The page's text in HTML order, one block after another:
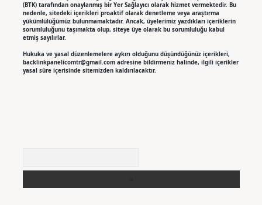
(BTK) tarafından onaylanmış bir Yer Sağlayıcı olarak hizmet vermektedir. Bu
nedenle, sitedeki içerikleri proaktif olarak denetleme veya araştırma
yükümlülüğümüz bulunmamaktadır. Ancak, üyelerimiz yazdıkları içeriklerin
sorumluluğunu taşımakta olup, siteye üye olarak bu sorumluluğu kabul
etmiş sayılırlar.
Hukuka ve yasal düzenlemelere aykırı olduğunu düşündüğünüz içerikleri,
backlinkpanelicomtr@gmail.comadresine bildirmeniz halinde, ilgili içerikler
yasal süre içerisinde sitemizden kaldırılacaktır.